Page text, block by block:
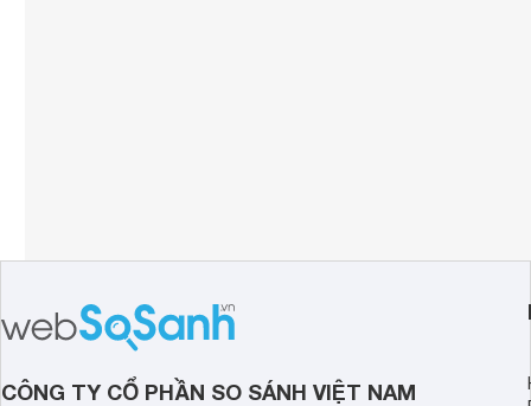
CÔNG TY CỔ PHẦN SO SÁNH VIỆT NAM